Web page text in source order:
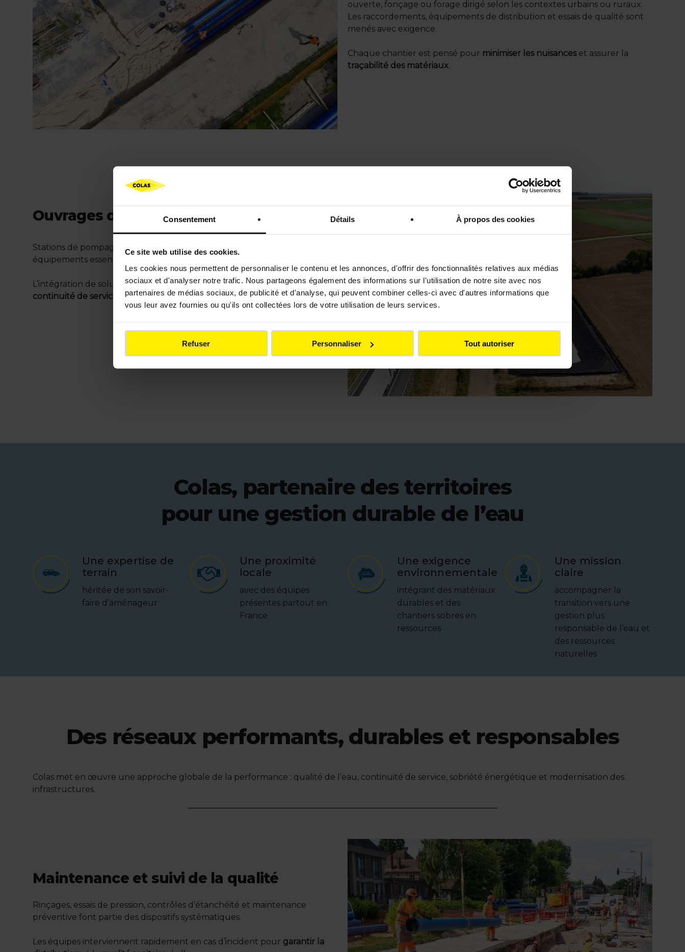
Consentement Détails À propos des cookies
Ce site web utilise des cookies.
Les cookies nous permettent de personnaliser le contenu et les annonces, d'offrir des fonctionnalités relatives aux médias
sociaux et d'analyser notre trafic. Nous partageons également des informations sur l'utilisation de notre site avec nos
partenaires de médias sociaux, de publicité et d'analyse, qui peuvent combiner celles-ci avec d'autres informations que
vous leur avez fournies ou qu'ils ont collectées lors de votre utilisation de leurs services.
Refuser Personnaliser Tout autoriser
ouverte, fonçage ou forage dirigé selon les contextes urbains ou ruraux.
Les raccordements, équipements de distribution et essais de qualité sont
menés avec exigence.
Chaque chantier est pensé pour minimiser les nuisanceset assurer la
traçabilité des matériaux.
Ouvrages de refoulement et de stockage
Stations de pompage, surpression, réservoirs… Colas conçoit et installe les
équipements essentiels à la
L’intégration de solutions de télésurveillance et d’automatisation assure la
continuité de service
etoptimise la consommation énergétique.
Colas, partenaire des territoires
pour une gestion durable de l’eau
Une expertise de
terrain
héritée de son savoir-
faire d’aménageur
Une proximité
locale
avec des équipes
présentes partout en
France
Une exigence
environnementale
intégrant des matériaux
durables et des
chantiers sobres en
ressources
Une mission
claire
accompagner la
transition vers une
gestion plus
responsable de l’eau et
des ressources
naturelles
Des réseaux performants, durables et responsables
Colas met en œuvre une approche globale de la performance : qualité de l’eau, continuité de service, sobriété énergétique et modernisation des
infrastructures.
Maintenance et suivi de la qualité
Rinçages, essais de pression, contrôles d’étanchéité et maintenance
préventive font partie des dispositifs systématiques.
Les équipes interviennent rapidement en cas d’incident pour garantir la